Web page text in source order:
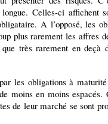
Celles-ci affichent
A l’opposé, les
plus rarement les affres
que très rarement en deçà
les obligations à
moins en moins espacés.
de leur marché se sont